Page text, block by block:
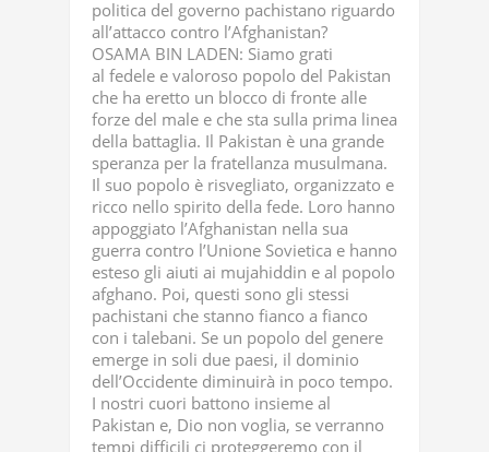
politica del governo pachistano riguardo
all’attacco contro l’Afghanistan?
OSAMA BIN LADEN: Siamo grati
al fedele e valoroso popolo del Pakistan
che ha eretto un blocco di fronte alle
forze del male e che sta sulla prima linea
della battaglia. Il Pakistan è una grande
speranza per la fratellanza musulmana.
Il suo popolo è risvegliato, organizzato e
ricco nello spirito della fede. Loro hanno
appoggiato l’Afghanistan nella sua
guerra contro l’Unione Sovietica e hanno
esteso gli aiuti ai mujahiddin e al popolo
afghano. Poi, questi sono gli stessi
pachistani che stanno fianco a fianco
con i talebani. Se un popolo del genere
emerge in soli due paesi, il dominio
dell’Occidente diminuirà in poco tempo.
I nostri cuori battono insieme al
Pakistan e, Dio non voglia, se verranno
tempi difficili ci proteggeremo con il